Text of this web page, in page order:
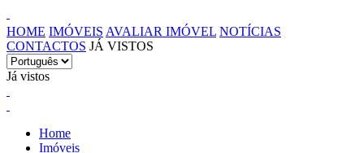
HOME IMÓVEIS AVALIAR IMÓVEL NOTÍCIAS
CONTACTOS JÁ VISTOS
Já vistos
Home
Imóveis